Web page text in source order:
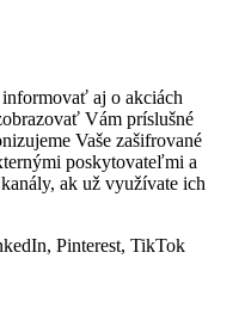
informovať aj o akciách
Vám príslušné
Vaše zašifrované
poskytovateľmi a
ak už využívate ich
Pinterest, TikTok